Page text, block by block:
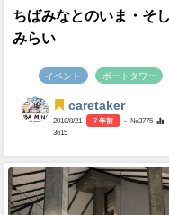
ちばみなとのいま・そ
みらい
イベント ポートタワー
caretaker
2018/8/21 7 年前
- №3775
3615